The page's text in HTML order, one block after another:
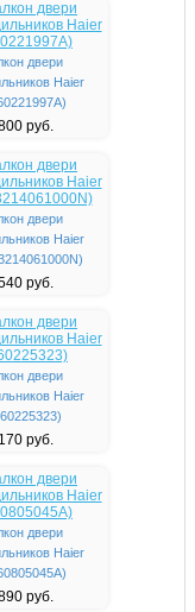
двери
Haier
руб.
двери
Haier
руб.
двери
Haier
руб.
двери
Haier
руб.